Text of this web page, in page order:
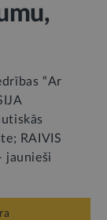
“Ar
RAIVIS
jaunieši